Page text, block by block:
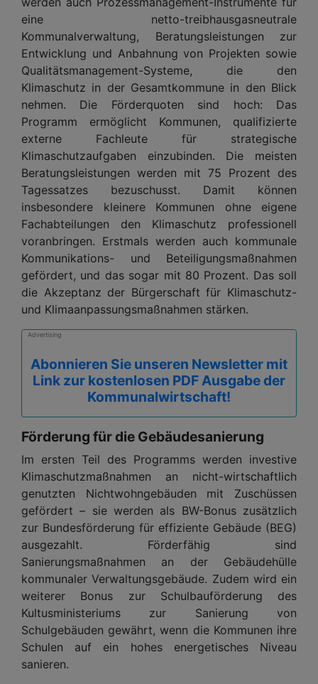
eine netto-treibhausgasneutrale
Kommunalverwaltung, Beratungsleistungen zur
Entwicklung und Anbahnung von Projekten sowie
Qualitätsmanagement-Systeme, die den
Klimaschutz in der Gesamtkommune in den Blick
nehmen. Die Förderquoten sind hoch: Das
Programm ermöglicht Kommunen, qualifizierte
externe Fachleute für strategische
Klimaschutzaufgaben einzubinden. Die meisten
Beratungsleistungen werden mit 75 Prozent des
Tagessatzes bezuschusst. Damit können
insbesondere kleinere Kommunen ohne eigene
Fachabteilungen den Klimaschutz professionell
voranbringen. Erstmals werden auch kommunale
Kommunikations- und Beteiligungsmaßnahmen
gefördert, und das sogar mit 80 Prozent. Das soll
die Akzeptanz der Bürgerschaft für Klimaschutz-
und Klimaanpassungsmaßnahmen stärken.
Advertising
Abonnieren Sie unseren Newsletter mit
Link zur kostenlosen PDF Ausgabe der
Kommunalwirtschaft!
Förderung für die Gebäudesanierung
Im ersten Teil des Programms werden investive
Klimaschutzmaßnahmen an nicht-wirtschaftlich
genutzten Nichtwohngebäuden mit Zuschüssen
gefördert – sie werden als BW-Bonus zusätzlich
zur Bundesförderung für effiziente Gebäude (BEG)
ausgezahlt. Förderfähig sind
Sanierungsmaßnahmen an der Gebäudehülle
kommunaler Verwaltungsgebäude. Zudem wird ein
weiterer Bonus zur Schulbauförderung des
Kultusministeriums zur Sanierung von
Schulgebäuden gewährt, wenn die Kommunen ihre
Schulen auf ein hohes energetisches Niveau
sanieren.